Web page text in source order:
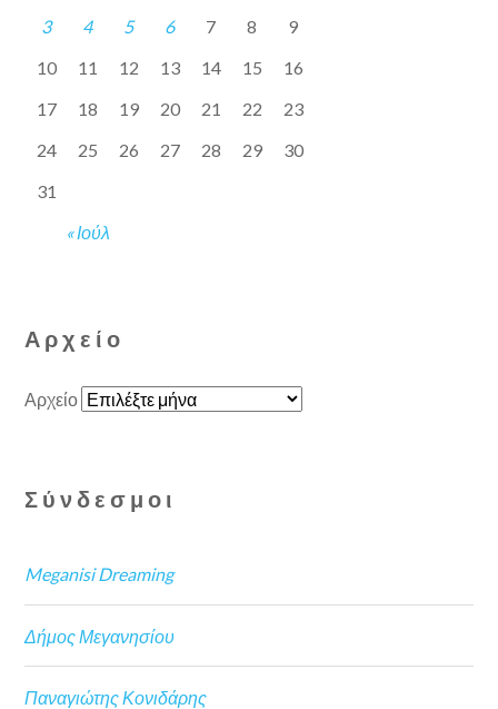
« Ιούλ
3
4 5 6 7 8
9
10
11 12 13 14 15
16
17
18 19 20 21 22
23
24
25 26 27 28 29
30
31
Αρχείο
Αρχείο
Σύνδεσμοι
Meganisi Dreaming
Δήμος Μεγανησίου
Παναγιώτης Κονιδάρης